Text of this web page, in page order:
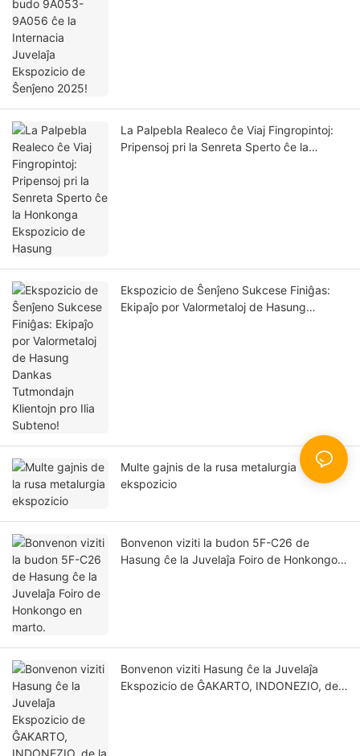
La Palpebla Realeco ĉe Viaj Fingropintoj:
Pripensoj pri la Senreta Sperto ĉe la
Ekspozicio de Ŝenĵeno Sukcese Finiĝas:
Ekipaĵo por Valormetaloj de Hasung
Multe gajnis de la rusa metalurgia
ekspozicio
Bonvenon viziti la budon 5F-C26 de
Hasung ĉe la Juvelaĵa Foiro de Honkongo
Bonvenon viziti Hasung ĉe la Juvelaĵa
Ekspozicio de ĜAKARTO, INDONEZIO, de